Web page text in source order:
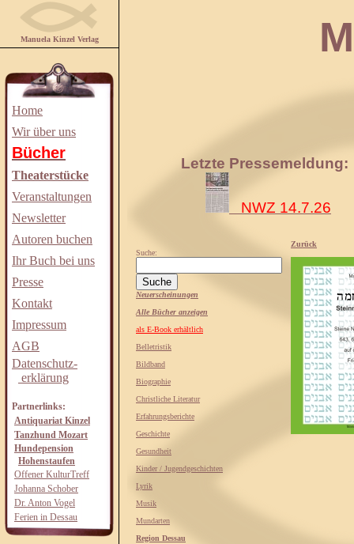
Manuela Kinzel Verlag
Home
Wir über uns
Bücher
Theaterstücke
Veranstaltungen
Newsletter
Autoren buchen
Ihr Buch bei uns
Presse
Kontakt
Impressum
AGB
Datenschutz-
erklärung
Partnerlinks:
Antiquariat Kinzel
Tanzhund Mozart
Hundepension
Hohenstaufen
Offener KulturTreff
Johanna Schober
Dr. Anton Vogel
Ferien in Dessau
Letzte Pressemeldung:
NWZ 14.7.26
Suche:
Neuerscheinungen
Alle Bücher anzeigen
als E-Book erhältlich
Belletristik
Bildband
Biographie
Christliche Literatur
Erfahrungsberichte
Geschichte
Gesundheit
Kinder / Jugendgeschichten
Lyrik
Musik
Mundarten
Region Dessau
Zurück